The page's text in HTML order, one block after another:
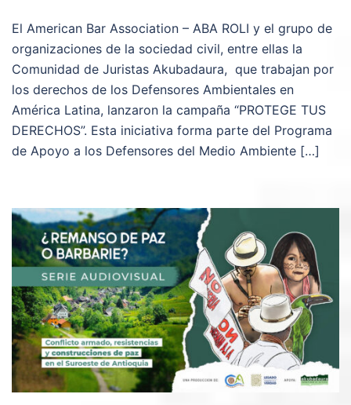
El American Bar Association – ABA ROLI y el grupo de
organizaciones de la sociedad civil, entre ellas la
Comunidad de Juristas Akubadaura, que trabajan por
los derechos de los Defensores Ambientales en
América Latina, lanzaron la campaña “PROTEGE TUS
DERECHOS”. Esta iniciativa forma parte del Programa
de Apoyo a los Defensores del Medio Ambiente […]